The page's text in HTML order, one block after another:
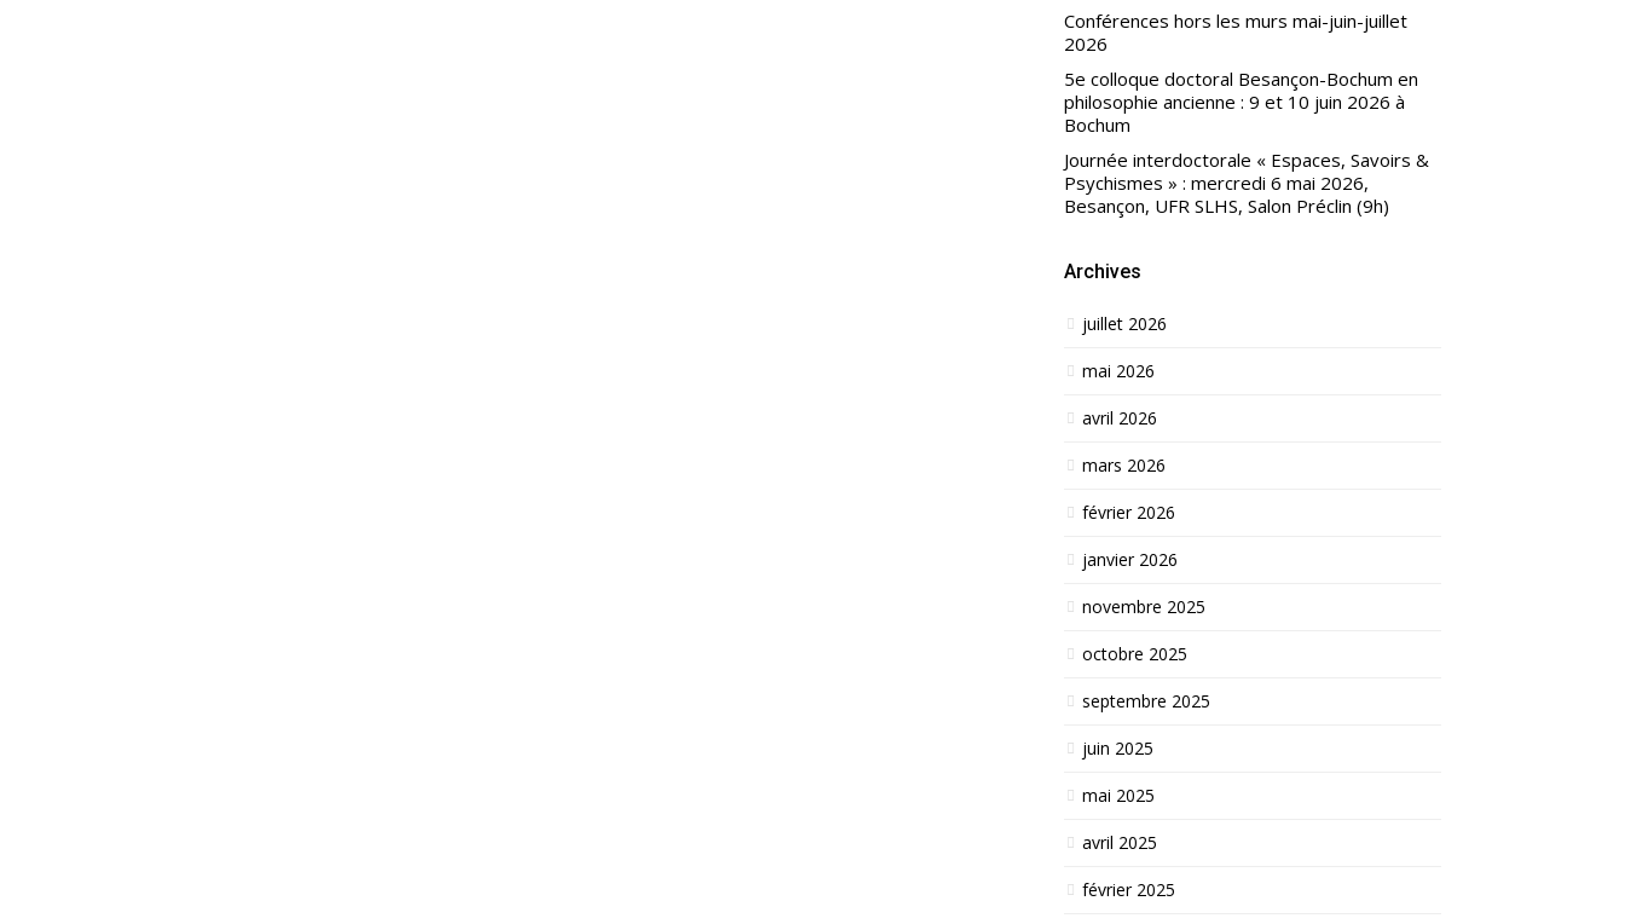
Conférences hors les murs mai-juin-juillet
2026
5e colloque doctoral Besançon-Bochum en
philosophie ancienne : 9 et 10 juin 2026 à
Bochum
Journée interdoctorale « Espaces, Savoirs &
Psychismes » : mercredi 6 mai 2026,
Besançon, UFR SLHS, Salon Préclin (9h)
Archives
juillet 2026
mai 2026
avril 2026
mars 2026
février 2026
janvier 2026
novembre 2025
octobre 2025
septembre 2025
juin 2025
mai 2025
avril 2025
février 2025